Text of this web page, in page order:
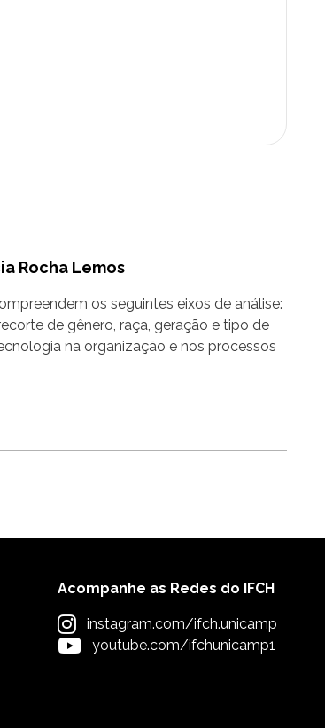
Rocha Lemos
os seguintes eixos de análise:
de gênero, raça, geração e tipo de
na organização e nos processos
Acompanhe as Redes do IFCH
instagram.com/ifch.unicamp
youtube.com/ifchunicamp1